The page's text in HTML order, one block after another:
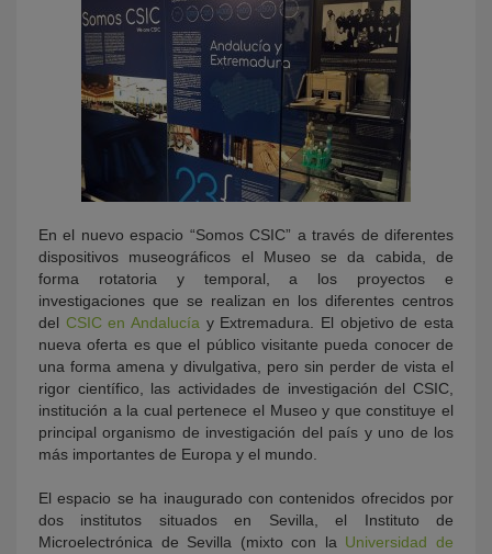
En el nuevo espacio “Somos CSIC” a través de diferentes
dispositivos museográficos el Museo se da cabida, de
forma rotatoria y temporal, a los proyectos e
investigaciones que se realizan en los diferentes centros
del CSIC en Andalucía y Extremadura. El objetivo de esta
nueva oferta es que el público visitante pueda conocer de
una forma amena y divulgativa, pero sin perder de vista el
rigor científico, las actividades de investigación del CSIC,
institución a la cual pertenece el Museo y que constituye el
principal organismo de investigación del país y uno de los
más importantes de Europa y el mundo.
El espacio se ha inaugurado con contenidos ofrecidos por
dos institutos situados en Sevilla, el Instituto de
Microelectrónica de Sevilla (mixto con la Universidad de